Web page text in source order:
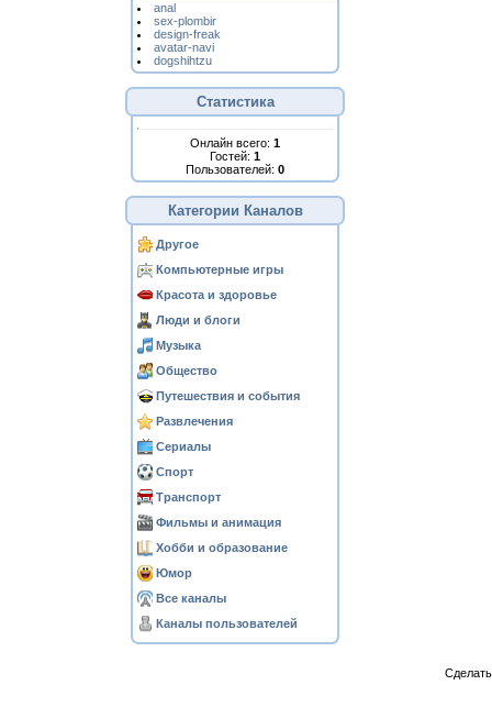
anal
sex-plombir
design-freak
avatar-navi
dogshihtzu
Статистика
Онлайн всего: 1
Гостей: 1
Пользователей: 0
Категории Каналов
Другое
Компьютерные игры
Красота и здоровье
Люди и блоги
Музыка
Общество
Путешествия и события
Развлечения
Сериалы
Спорт
Транспорт
Фильмы и анимация
Хобби и образование
Юмор
Все каналы
Каналы пользователей